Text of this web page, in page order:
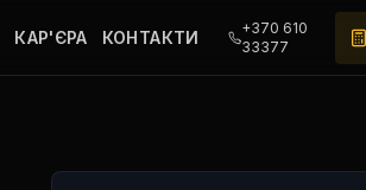
КАР'ЄРА КОНТАКТИ
+370 610
33377